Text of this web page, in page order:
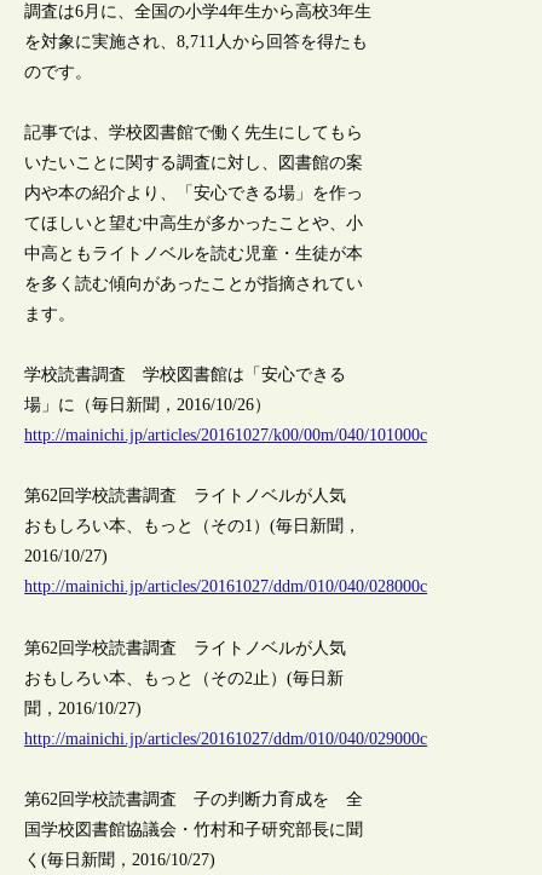
調査は6月に、全国の小学4年生から高校3年生
を対象に実施され、8,711人から回答を得たも
のです。
記事では、学校図書館で働く先生にしてもら
いたいことに関する調査に対し、図書館の案
内や本の紹介より、「安心できる場」を作っ
てほしいと望む中高生が多かったことや、小
中高ともライトノベルを読む児童・生徒が本
を多く読む傾向があったことが指摘されてい
ます。
学校読書調査 学校図書館は「安心できる
場」に（毎日新聞，2016/10/26）
http://mainichi.jp/articles/20161027/k00/00m/040/101000c
第62回学校読書調査 ライトノベルが人気
おもしろい本、もっと（その1）(毎日新聞，
2016/10/27)
http://mainichi.jp/articles/20161027/ddm/010/040/028000c
第62回学校読書調査 ライトノベルが人気
おもしろい本、もっと（その2止）(毎日新
聞，2016/10/27)
http://mainichi.jp/articles/20161027/ddm/010/040/029000c
第62回学校読書調査 子の判断力育成を 全
国学校図書館協議会・竹村和子研究部長に聞
く(毎日新聞，2016/10/27)